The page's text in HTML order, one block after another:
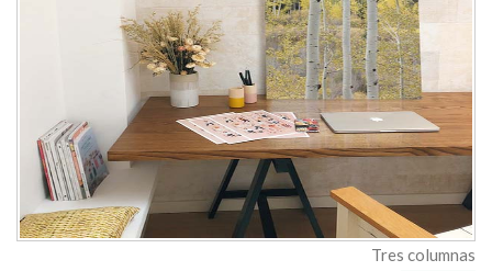
Tres columnas